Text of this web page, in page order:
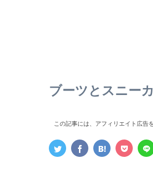
ブーツとスニー
この記事には、アフィリエイト広告